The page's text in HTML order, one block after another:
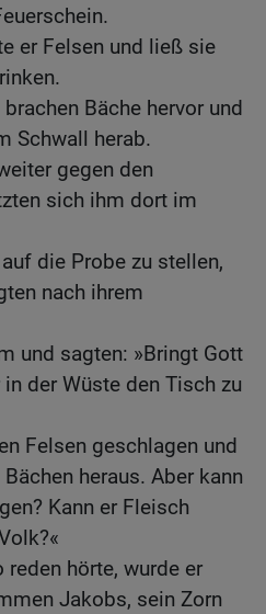
er Felsen und ließ sie
Bäche hervor und
Schwall herab.
gegen den
sich ihm dort im
die Probe zu stellen,
nach ihrem
und sagten: »Bringt Gott
der Wüste den Tisch zu
Felsen geschlagen und
heraus. Aber kann
Kann er Fleisch
reden hörte, wurde er
Jakobs, sein Zorn